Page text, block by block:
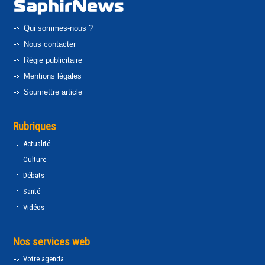
Qui sommes-nous ?
Nous contacter
Régie publicitaire
Mentions légales
Soumettre article
Rubriques
Actualité
Culture
Débats
Santé
Vidéos
Nos services web
Votre agenda